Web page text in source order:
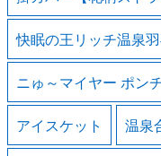
快眠の王リッチ温泉
ニゅ～マイヤー ポン
アイスケット 温泉